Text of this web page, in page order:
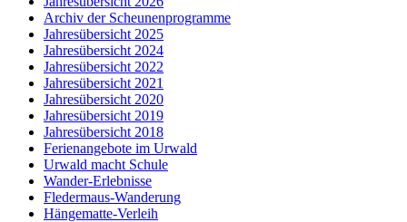
Archiv der Scheunenprogramme
Jahresübersicht 2025
Jahresübersicht 2024
Jahresübersicht 2022
Jahresübersicht 2021
Jahresübersicht 2020
Jahresübersicht 2019
Jahresübersicht 2018
Ferienangebote im Urwald
Urwald macht Schule
Wander-Erlebnisse
Fledermaus-Wanderung
Hängematte-Verleih